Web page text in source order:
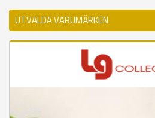
UTVALDA VARUMÄRKEN